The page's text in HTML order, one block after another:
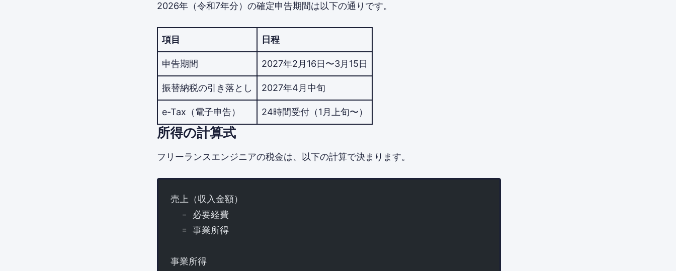
2026年（令和7年分）の確定申告期間は以下の通りです。
項目 日程
申告期間 2027年2月16日〜3月15日
振替納税の引き落とし 2027年4月中旬
e-Tax（電子申告） 24時間受付（1月上旬〜）
所得の計算式
フリーランスエンジニアの税金は、以下の計算で決まります。
売上（収入金額）
  − 必要経費
  = 事業所得
事業所得